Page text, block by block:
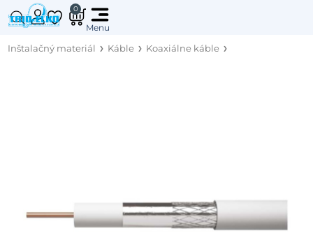
0
Inštalačný materiál Káble Koaxiálne káble